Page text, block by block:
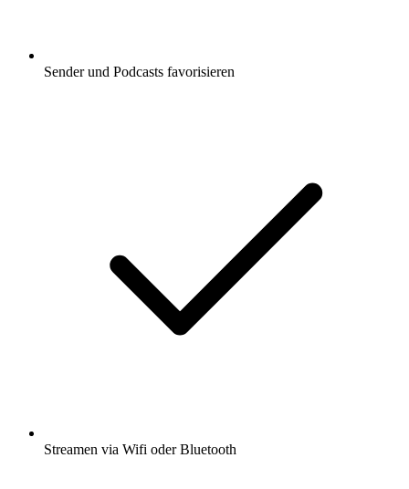
Sender und Podcasts favorisieren
Streamen via Wifi oder Bluetooth